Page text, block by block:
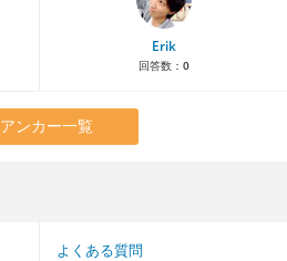
Erik
回答数： 0
アンカー一覧
よくある質問